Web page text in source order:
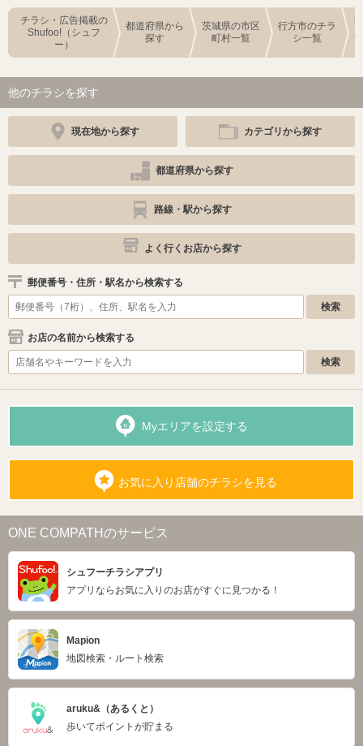
チラシ・広告掲載の
Shufoo!（シュフ
ー）
都道府県から
探す
茨城県の市区
町村一覧
行方市のチラ
シ一覧
他のチラシを探す
現在地から探す カテゴリから探す
都道府県から探す
路線・駅から探す
よく行くお店から探す
郵便番号・住所・駅名から検索する
お店の名前から検索する
Myエリアを設定する
お気に入り店舗のチラシを見る
ONE COMPATHのサービス
シュフーチラシアプリ
アプリならお気に入りのお店がすぐに見つかる！
Mapion
地図検索・ルート検索
aruku&（あるくと）
歩いてポイントが貯まる